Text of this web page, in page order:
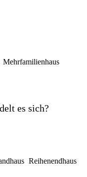
Mehrfamilienhaus
es sich?
Reihenendhaus